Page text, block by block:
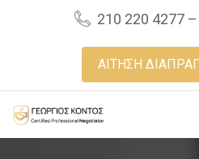
210 220 4277
ΑΙΤΗΣΗ